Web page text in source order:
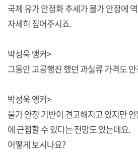
국제 유가 안정화 추세가 물가 안정에
자세히 짚어주시죠.
박성욱 앵커>
그동안 고공행진 했던 과실류 가격도
박성욱 앵커>
물가 안정 기반이 견고해지고 있지만
에 근접할 수 있다는 전망도 있는데요.
어떻게 보시나요?